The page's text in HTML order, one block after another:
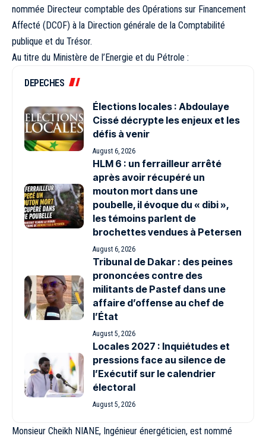
nommée Directeur comptable des Opérations sur Financement
Affecté (DCOF) à la Direction générale de la Comptabilité
publique et du Trésor.
Au titre du Ministère de l’Energie et du Pétrole :
DEPECHES
Élections locales : Abdoulaye
Cissé décrypte les enjeux et les
défis à venir
August 6, 2026
HLM 6 : un ferrailleur arrêté
après avoir récupéré un
mouton mort dans une
poubelle, il évoque du « dibi »,
les témoins parlent de
brochettes vendues à Petersen
August 6, 2026
Tribunal de Dakar : des peines
prononcées contre des
militants de Pastef dans une
affaire d’offense au chef de
l’État
August 5, 2026
Locales 2027 : Inquiétudes et
pressions face au silence de
l’Exécutif sur le calendrier
électoral
August 5, 2026
Monsieur Cheikh NIANE, Ingénieur énergéticien, est nommé